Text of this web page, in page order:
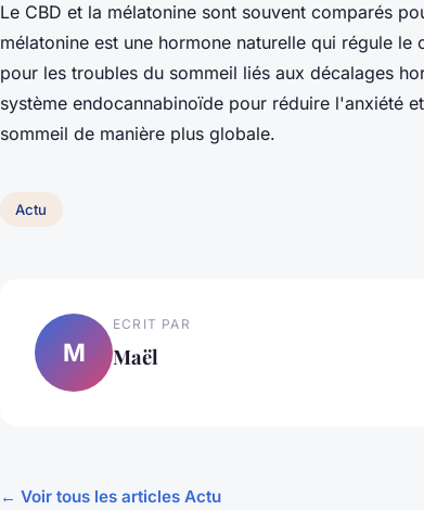
Le CBD et la mélatonine sont souvent comparés
mélatonine est une hormone naturelle qui régule
pour les troubles du sommeil liés aux décalages
système endocannabinoïde pour réduire l'anxiété
sommeil de manière plus globale.
Actu
M
ECRIT PAR
Maël
← Voir tous les articles Actu